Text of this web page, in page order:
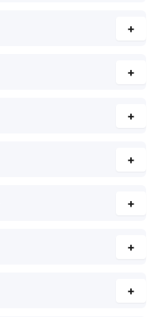
+
+
+
+
+
+
+